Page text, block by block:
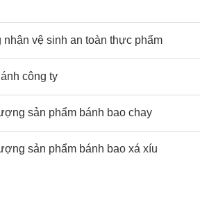
vệ sinh an toàn thực phẩm
công ty
sản phẩm bánh bao chay
sản phẩm bánh bao xá xíu